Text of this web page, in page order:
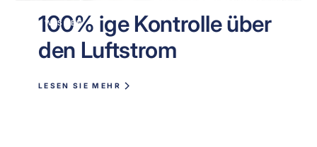
WISSEN
100% ige Kontrolle über
den Luftstrom
LESEN SIE MEHR